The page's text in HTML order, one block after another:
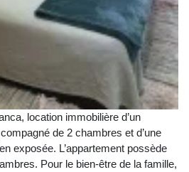
location immobilière d’un
de 2 chambres et d’une
exposée. L’appartement possède
Pour le bien-être de la famille,